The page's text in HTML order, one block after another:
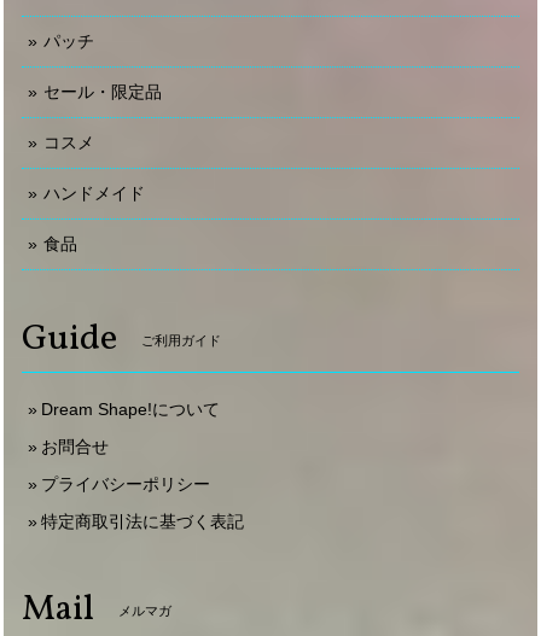
パッチ
セール・限定品
コスメ
ハンドメイド
食品
Guide ご利用ガイド
Dream Shape!について
お問合せ
プライバシーポリシー
特定商取引法に基づく表記
Mail メルマガ